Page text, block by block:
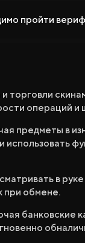
пройти
операций
предметы в
использовать
в
при обмене.
банковские